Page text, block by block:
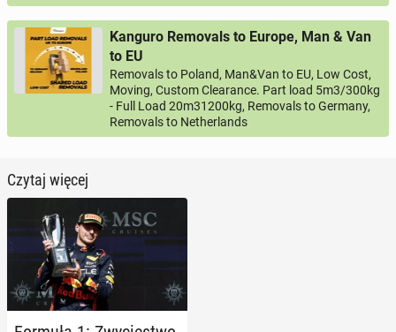
Kanguro Removals to Europe, Man & Van
to EU
Removals to Poland, Man&Van to EU, Low Cost,
Moving, Custom Clearance. Part load 5m3/300kg
- Full Load 20m31200kg, Removals to Germany,
Removals to Netherlands
Czytaj więcej